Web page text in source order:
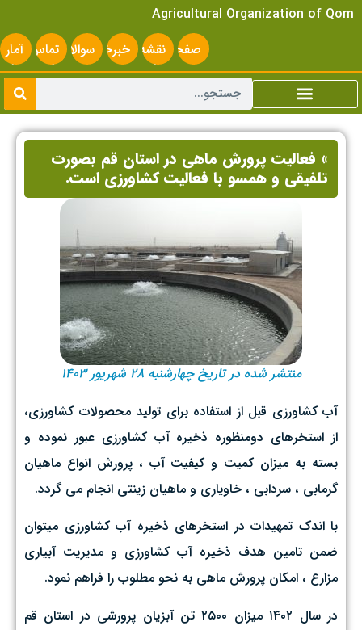
Agricultural Organization of Qom
صفحه
اصلی
نقشه
سایت
خبرخوانسوالات
متداول
تماس
با ما
آمار
» فعاليت پرورش ماهي در استان قم بصورت
تلفیقی و همسو با فعاليت كشاورزي است.
منتشر شده در تاریخ چهارشنبه ۲۸ شهریور ۱۴۰۳
آب کشاورزی قبل از استفاده برای تولید محصولات کشاورزی،
از استخرهای دومنظوره ذخیره آب کشاورزی عبور نموده و
بسته به میزان کمیت و کیفیت آب ، پرورش انواع ماهیان
گرمابی ، سردابی ، خاویاری و ماهیان زینتی انجام می گردد.
با اندک تمهیدات در استخرهاي ذخيره آب کشاورزی میتوان
ضمن تامين هدف ذخيره آب كشاورزي و مدیریت آبیاری
مزارع ، امكان پرورش ماهي به نحو مطلوب را فراهم نمود.
در سال ۱۴۰۲ میزان ۲۵۰۰ تن آبزیان پرورشی در استان قم